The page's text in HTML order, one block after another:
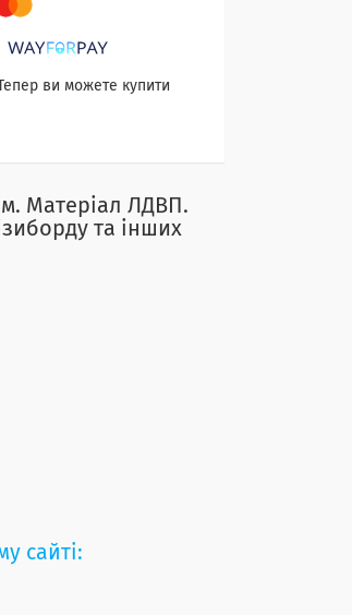
ви можете купити
Матеріал ЛДВП.
та інших
сайті: